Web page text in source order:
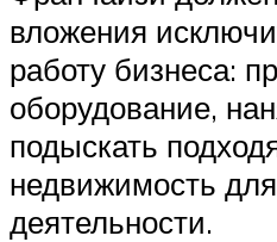
вложения
работу бизнеса:
оборудование,
подыскать
недвижимость
деятельности.